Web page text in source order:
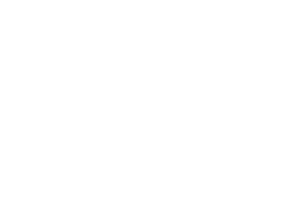
investimento sustentável para os sistemas de saúde”
Lp(a), revela estudo
em doentes não elegíveis para inibidores PD-(L)1